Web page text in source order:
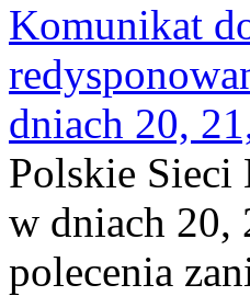
Komunikat
dniach 20,
Polskie Sieci
w dniach 20,
polecenia